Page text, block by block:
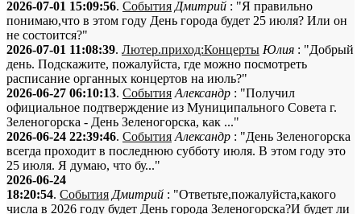
2026-07-01 15:09:56. События Дмитрий : "Я правильно
понимаю,что в этом году День города будет 25 июля? Или он
не состоится?"
2026-07-01 11:08:39. Лютер.приход:Концерты Юлия : "Добрый
день. Подскажите, пожалуйста, где можно посмотреть
расписание органных концертов на июль?"
2026-06-27 06:10:13. События Александр : "Получил
официальное подтверждение из Муниципального Совета г.
Зеленогорска - День Зеленогорска, как ..."
2026-06-24 22:39:46. События Александр : "День Зеленогорска
всегда проходит в последнюю субботу июля. В этом году это
25 июля. Я думаю, что бу..."
2026-06-24
18:20:54. События Дмитрий : "Ответьте,пожалуйста,какого
числа в 2026 году будет День города Зеленогорска?И будет ли